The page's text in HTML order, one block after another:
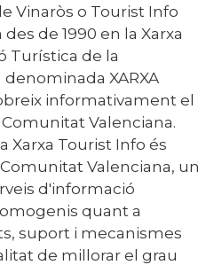
Vinaròs o Tourist Info
de 1990 en la Xarxa
Turística de la
XARXA
informativament el
Valenciana.
Xarxa Tourist Info és
Valenciana, un
d'informació
quant a
suport i mecanismes
de millorar el grau